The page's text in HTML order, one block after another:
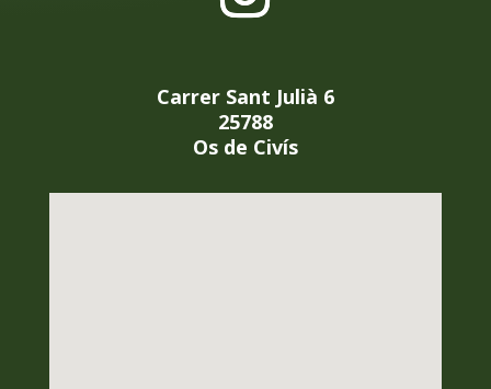
Carrer Sant Julià 6
25788
Os de Civís